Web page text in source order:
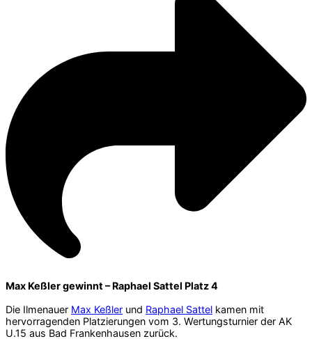
Max Keßler gewinnt – Raphael Sattel Platz 4
Die Ilmenauer Max Keßler und Raphael Sattel kamen mit
hervorragenden Platzierungen vom 3. Wertungsturnier der AK
U.15 aus Bad Frankenhausen zurück.